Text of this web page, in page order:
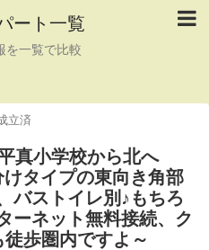
ート一覧
を一覧で比較
立済
真小学校から北へ
タイプの東向き角部
バストイレ別♪もちろ
ーネット無料接続、ク
歩圏内ですよ～